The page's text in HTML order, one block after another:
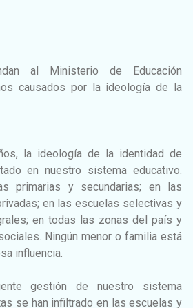
al Ministerio de Educación
causados por la ideología de la
la ideología de la identidad de
en nuestro sistema educativo.
primarias y secundarias; en las
en las escuelas selectivas y
en todas las zonas del país y
Ningún menor o familia está
influencia.
gestión de nuestro sistema
se han infiltrado en las escuelas y